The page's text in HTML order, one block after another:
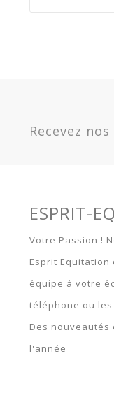
Blanc - 155
Recevez
ESPRIT-
Votre Passion !
Esprit Equitation
équipe à votre
téléphone ou
Des
l'année